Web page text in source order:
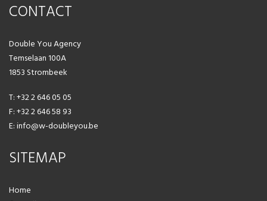
CONTACT
Double You Agency
Temselaan 100A
1853 Strombeek
T: +32 2 646 05 05
F: +32 2 646 58 93
E: info@w-doubleyou.be
SITEMAP
Home